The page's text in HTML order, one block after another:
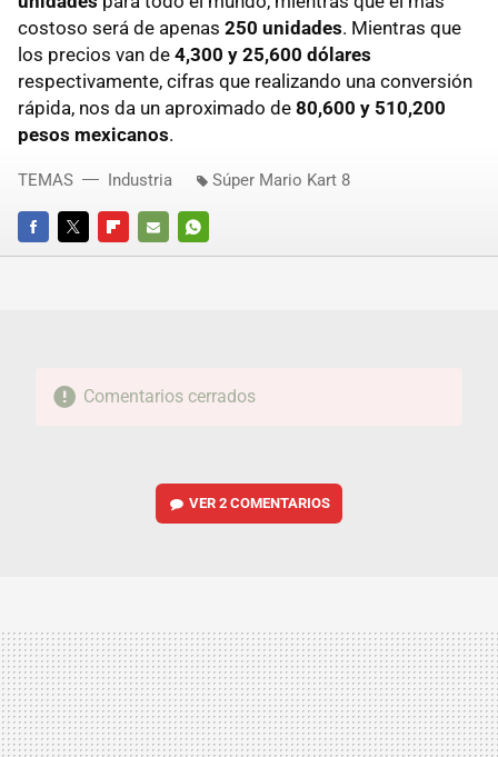
costoso será de apenas 250 unidades. Mientras que
los precios van de 4,300 y 25,600 dólares
respectivamente, cifras que realizando una conversión
rápida, nos da un aproximado de 80,600 y 510,200
pesos mexicanos.
FACEBOOKTWITTERFLIPBOARD
E-
WHATSAPP
TEMAS Industria Súper Mario Kart 8
Comentarios cerrados
VER2 COMENTARIOS